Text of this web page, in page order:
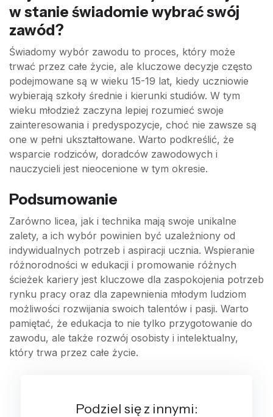
w stanie świadomie wybrać swój
zawód?
Świadomy wybór zawodu to proces, który może
trwać przez całe życie, ale kluczowe decyzje często
podejmowane są w wieku 15-19 lat, kiedy uczniowie
wybierają szkoły średnie i kierunki studiów. W tym
wieku młodzież zaczyna lepiej rozumieć swoje
zainteresowania i predyspozycje, choć nie zawsze są
one w pełni ukształtowane. Warto podkreślić, że
wsparcie rodziców, doradców zawodowych i
nauczycieli jest nieocenione w tym okresie.
Podsumowanie
Zarówno licea, jak i technika mają swoje unikalne
zalety, a ich wybór powinien być uzależniony od
indywidualnych potrzeb i aspiracji ucznia. Wspieranie
różnorodności w edukacji i promowanie różnych
ścieżek kariery jest kluczowe dla zaspokojenia potrzeb
rynku pracy oraz dla zapewnienia młodym ludziom
możliwości rozwijania swoich talentów i pasji. Warto
pamiętać, że edukacja to nie tylko przygotowanie do
zawodu, ale także rozwój osobisty i intelektualny,
który trwa przez całe życie.
Podziel się z innymi: